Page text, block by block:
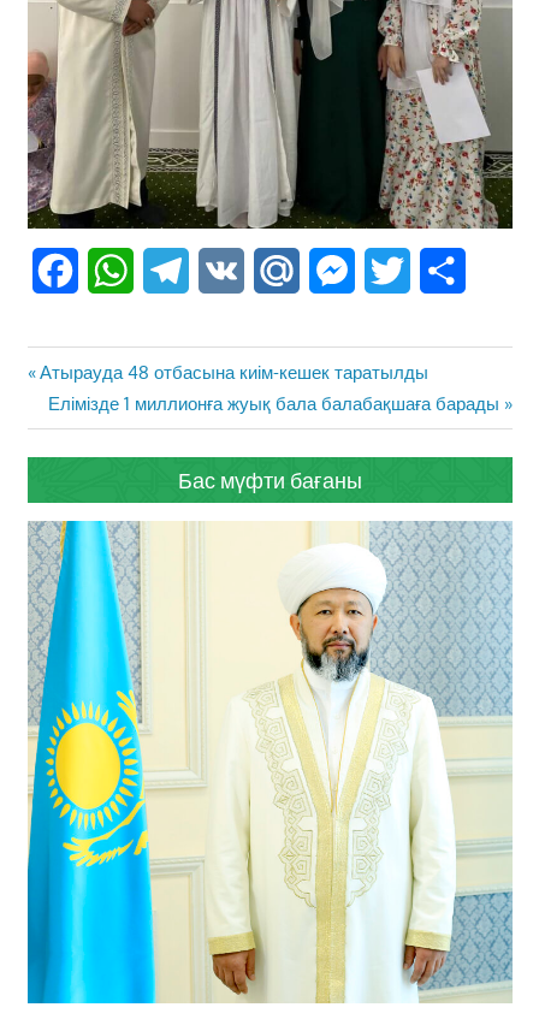
FacebookWhatsAppTelegram
VK Mail.Ru Messenger
Twitter
Жазба
навигациясы
Previous
Post:
Атырауда 48 отбасына киім-кешек таратылды
Next
Post:
Елімізде 1 миллионға жуық бала балабақшаға барады
Бас мүфти бағаны